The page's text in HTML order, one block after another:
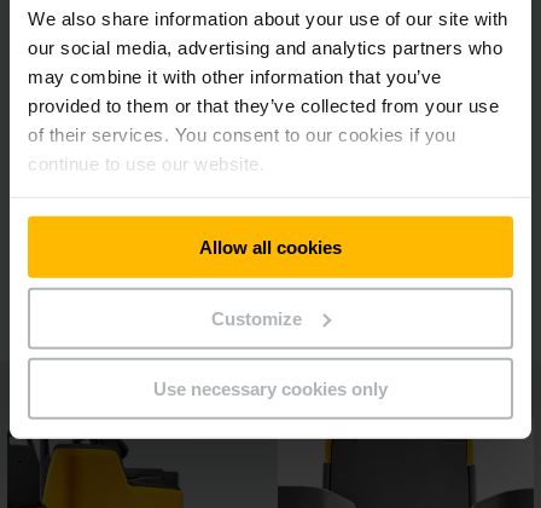
We also share information about your use of our site with
our social media, advertising and analytics partners who
may combine it with other information that you’ve
provided to them or that they’ve collected from your use
of their services. You consent to our cookies if you
continue to use our website.
Allow all cookies
Customize
Use necessary cookies only
Maximální bezpečnost při každé jízdě
Predikativní asistenční systémy
Doplňková vybavení